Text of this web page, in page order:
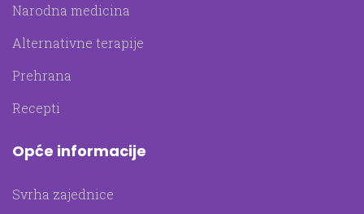
Narodna medicina
Alternativne terapije
Prehrana
Recepti
Opće informacije
Svrha zajednice